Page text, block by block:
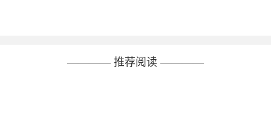
———— 推荐阅读 ————